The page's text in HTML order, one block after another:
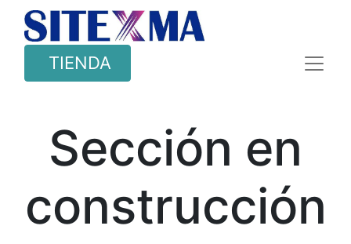
TIENDA
Sección en
construcción